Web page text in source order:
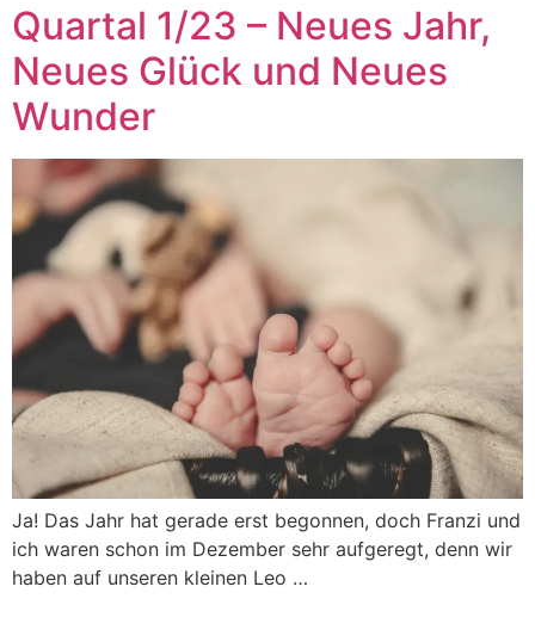
Quartal 1/23 – Neues Jahr,
Neues Glück und Neues
Wunder
Ja! Das Jahr hat gerade erst begonnen, doch Franzi und
ich waren schon im Dezember sehr aufgeregt, denn wir
haben auf unseren kleinen Leo …